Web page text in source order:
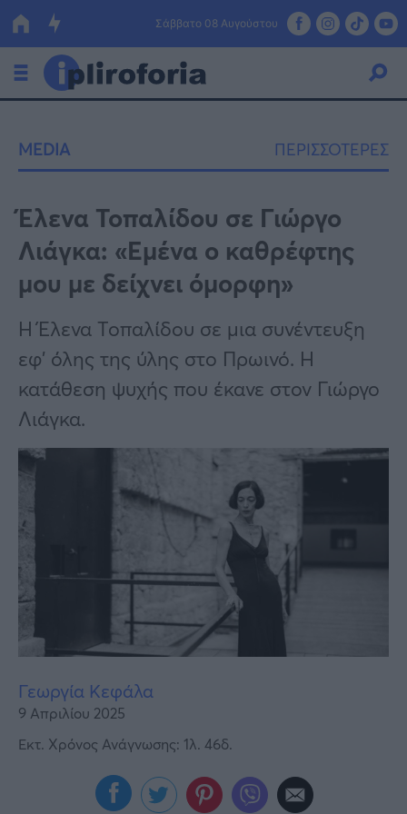
Σάββατο 08 Αυγούστου
Οικονομία
Πολιτική
Τράπεζες
Επιδοτήσεις
ΕΣΠΑ
Κόσμος
Lifestyle
Αθλητικά
Υγεία
Γυναίκα
Καιρός
MEDIA ΠΕΡΙΣΣΟΤΕΡΕΣ
Έλενα Τοπαλίδου σε Γιώργο
Λιάγκα: «Εμένα ο καθρέφτης
μου με δείχνει όμορφη»
Η Έλενα Τοπαλίδου σε μια συνέντευξη
εφ' όλης της ύλης στο Πρωινό. Η
κατάθεση ψυχής που έκανε στον Γιώργο
Λιάγκα.
Γεωργία Κεφάλα
9 Απριλίου 2025
Εκτ. Χρόνος Ανάγνωσης: 1λ. 46δ.